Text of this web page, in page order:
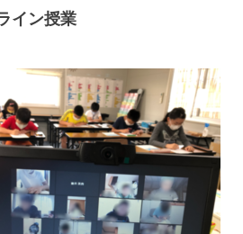
イン授業